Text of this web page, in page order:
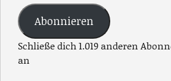
Abonnieren
Schließe dich 1.019 anderen
an